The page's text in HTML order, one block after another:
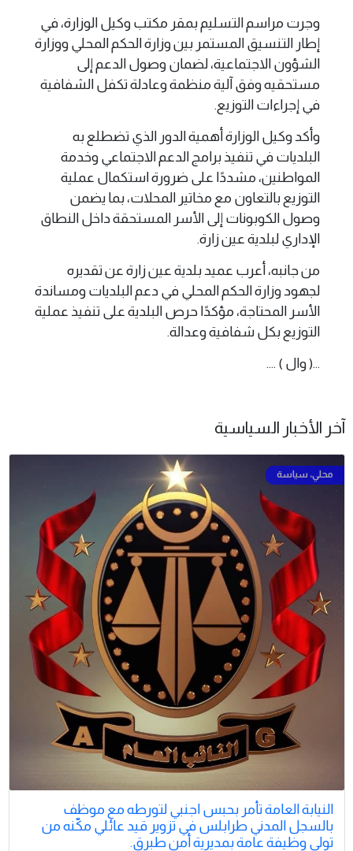
وجرت مراسم التسليم بمقر مكتب وكيل الوزارة، في
إطار التنسيق المستمر بين وزارة الحكم المحلي ووزارة
الشؤون الاجتماعية، لضمان وصول الدعم إلى
مستحقيه وفق آلية منظمة وعادلة تكفل الشفافية
في إجراءات التوزيع.
وأكد وكيل الوزارة أهمية الدور الذي تضطلع به
البلديات في تنفيذ برامج الدعم الاجتماعي وخدمة
المواطنين، مشددًا على ضرورة استكمال عملية
التوزيع بالتعاون مع مخاتير المحلات، بما يضمن
وصول الكوبونات إلى الأسر المستحقة داخل النطاق
الإداري لبلدية عين زارة.
من جانبه، أعرب عميد بلدية عين زارة عن تقديره
لجهود وزارة الحكم المحلي في دعم البلديات ومساندة
الأسر المحتاجة، مؤكدًا حرص البلدية على تنفيذ عملية
التوزيع بكل شفافية وعدالة.
...( وال ) ....
آخر الأخبار السياسية
النيابة العامة تأمر بحبس اجنبي لتورطه مع موظف
بالسجل المدني طرابلس في تزوير قيد عائلي مكّنه من
تولي وظيفة عامة بمديرية أمن طبرق.